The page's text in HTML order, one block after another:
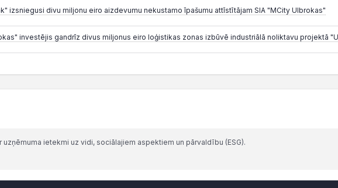
izsniegusi divu miljonu eiro aizdevumu nekustamo īpašumu attīstītājam SIA "MCity Ulbrokas"
investējis gandrīz divus miljonus eiro loģistikas zonas izbūvē industriālā noliktavu projektā
ietekmi uz vidi, sociālajiem aspektiem un pārvaldību (ESG).